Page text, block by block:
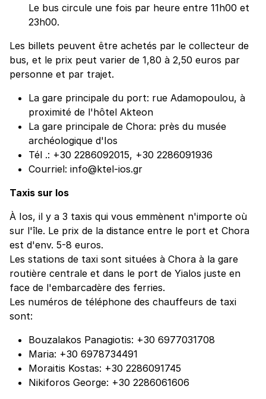
Le bus circule une fois par heure entre 11h00 et
23h00.
Les billets peuvent être achetés par le collecteur de
bus, et le prix peut varier de 1,80 à 2,50 euros par
personne et par trajet.
La gare principale du port: rue Adamopoulou, à
proximité de l'hôtel Akteon
La gare principale de Chora: près du musée
archéologique d'Ios
Tél .: +30 2286092015, +30 2286091936
Courriel: info@ktel-ios.gr
Taxis sur Ios
À Ios, il y a 3 taxis qui vous emmènent n'importe où
sur l'île. Le prix de la distance entre le port et Chora
est d'env. 5-8 euros.
Les stations de taxi sont situées à Chora à la gare
routière centrale et dans le port de Yialos juste en
face de l'embarcadère des ferries.
Les numéros de téléphone des chauffeurs de taxi
sont:
Bouzalakos Panagiotis: +30 6977031708
Maria: +30 6978734491
Moraitis Kostas: +30 2286091745
Nikiforos George: +30 2286061606